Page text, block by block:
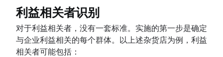
利益相关者识别
对于利益相关者，没有一套标准。实施的第一步是确定
与企业利益相关的每个群体。以上述杂货店为例，利益
相关者可能包括：